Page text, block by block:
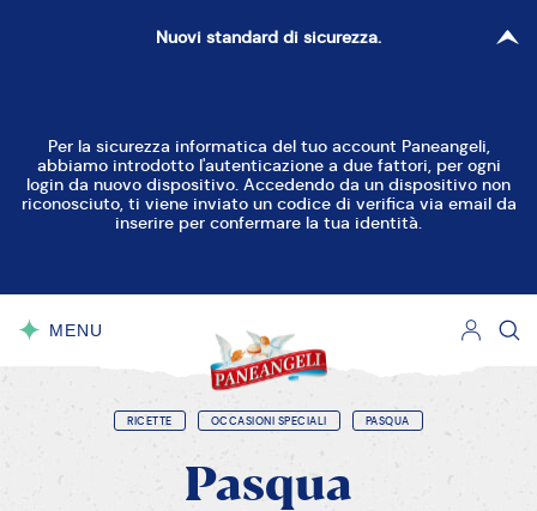
Nuovi standard di sicurezza.
Per la sicurezza informatica del tuo account Paneangeli,
abbiamo introdotto l'autenticazione a due fattori, per ogni
login da nuovo dispositivo. Accedendo da un dispositivo non
riconosciuto, ti viene inviato un codice di verifica via email da
inserire per confermare la tua identità.
MENU
CHIUDI
Torte Dolci Torte Decorate
Crostate Ciambelle
Cupcake e Muffin Dolcetti Biscotti
Dolci Lievitati
Torte Salate Pane, Pizza e Focacce
RICETTE OCCASIONI SPECIALI PASQUA
Pasqua